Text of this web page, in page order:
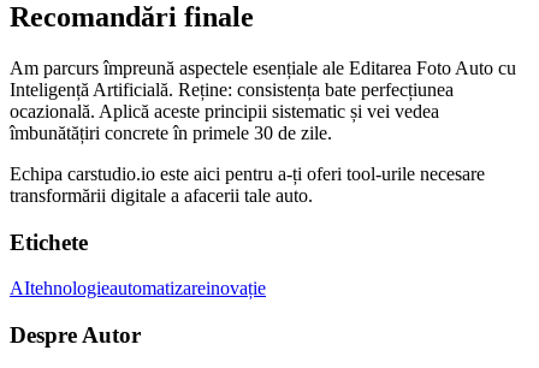
Recomandări finale
Am parcurs împreună aspectele esențiale ale Editarea Foto Auto cu
Inteligență Artificială. Reține: consistența bate perfecțiunea
ocazională. Aplică aceste principii sistematic și vei vedea
îmbunătățiri concrete în primele 30 de zile.
Echipa carstudio.io este aici pentru a-ți oferi tool-urile necesare
transformării digitale a afacerii tale auto.
Etichete
AItehnologieautomatizareinovație
Despre Autor